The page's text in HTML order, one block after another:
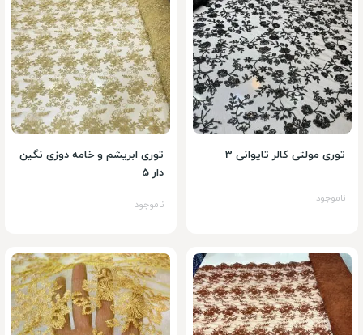
توری مولتی کالر تایوانی 3
ناموجود
توری ابریشم و خامه دوزی نگین
دار 5
ناموجود